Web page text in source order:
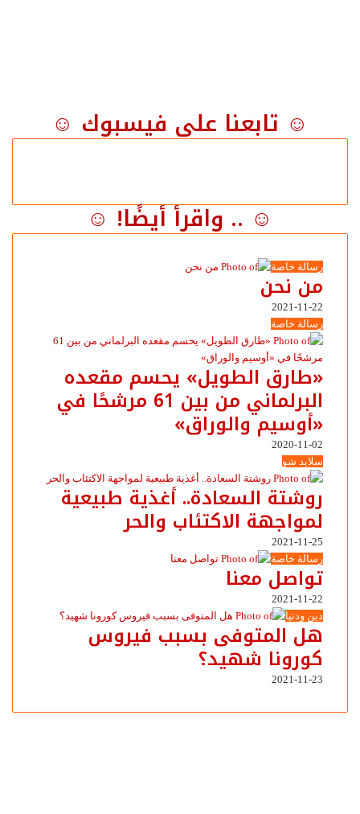
☺ تابعنا على فيسبوك ☺
☺ .. واقرأ أيضًا! ☺
رسالة خاصة
من نحن
2021-11-22
رسالة خاصة
«طارق الطويل» يحسم مقعده
البرلماني من بين 61 مرشحًا في
«أوسيم والوراق»
2020-11-02
سلايد شو
روشتة السعادة.. أغذية طبيعية
لمواجهة الاكتئاب والحر
2021-11-25
رسالة خاصة
تواصل معنا
2021-11-22
دين ودنيا
هل المتوفى بسبب فيروس
كورونا شهيد؟
2021-11-23